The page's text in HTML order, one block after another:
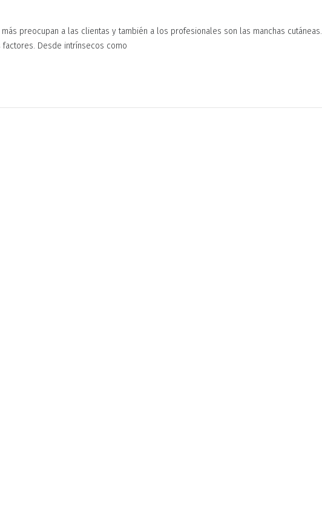
preocupan a las clientas y también a los profesionales son las manchas cutáneas.
Desde intrínsecos como